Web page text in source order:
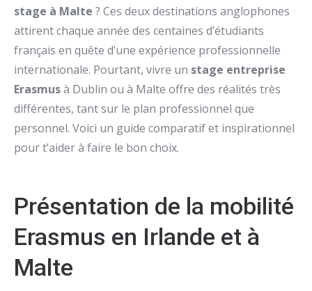
stage à Malte ? Ces deux destinations anglophones
attirent chaque année des centaines d’étudiants
français en quête d’une expérience professionnelle
internationale. Pourtant, vivre un stage entreprise
Erasmusà Dublin ou à Malte offre des réalités très
différentes, tant sur le plan professionnel que
personnel. Voici un guide comparatif et inspirationnel
pour t’aider à faire le bon choix.
Présentation de la mobilité
Erasmus en Irlande et à
Malte